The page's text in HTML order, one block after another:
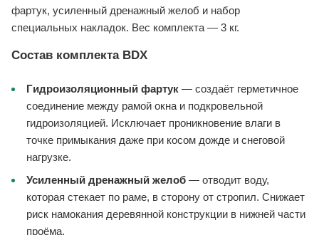
фартук, усиленный дренажный желоб и набор
специальных накладок. Вес комплекта — 3 кг.
Состав комплекта BDX
Гидроизоляционный фартук — создаёт герметичное
соединение между рамой окна и подкровельной
гидроизоляцией. Исключает проникновение влаги в
точке примыкания даже при косом дожде и снеговой
нагрузке.
Усиленный дренажный желоб — отводит воду,
которая стекает по раме, в сторону от стропил. Снижает
риск намокания деревянной конструкции в нижней части
проёма.